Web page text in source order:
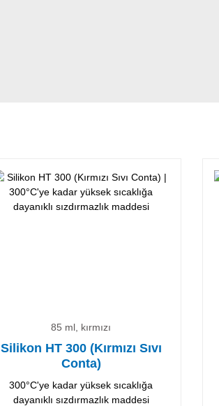
85 ml, kırmızı
Silikon HT 300 (Kırmızı Sıvı
Conta)
300°C'ye kadar yüksek sıcaklığa
dayanıklı sızdırmazlık maddesi